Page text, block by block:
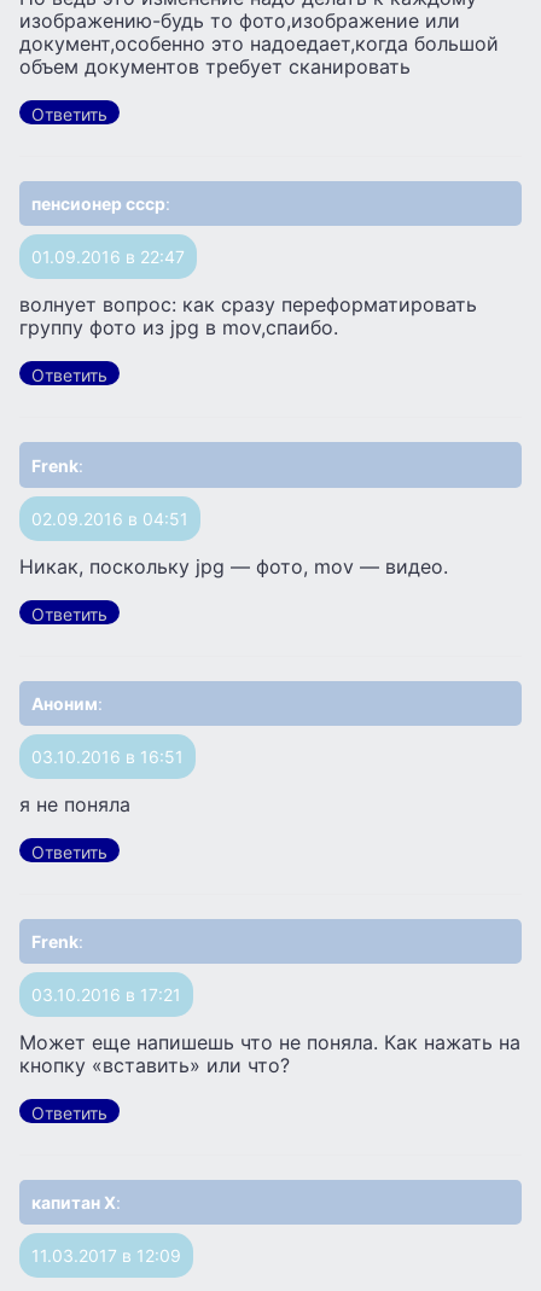
изображению-будь то фото,изображение или
документ,особенно это надоедает,когда большой
объем документов требует сканировать
Ответить
пенсионер ссср:
01.09.2016 в 22:47
волнует вопрос: как сразу переформатировать
группу фото из jpg в mov,спаибо.
Ответить
Frenk:
02.09.2016 в 04:51
Никак, поскольку jpg — фото, mov — видео.
Ответить
Аноним:
03.10.2016 в 16:51
я не поняла
Ответить
Frenk:
03.10.2016 в 17:21
Может еще напишешь что не поняла. Как нажать на
кнопку «вставить» или что?
Ответить
капитан Х:
11.03.2017 в 12:09